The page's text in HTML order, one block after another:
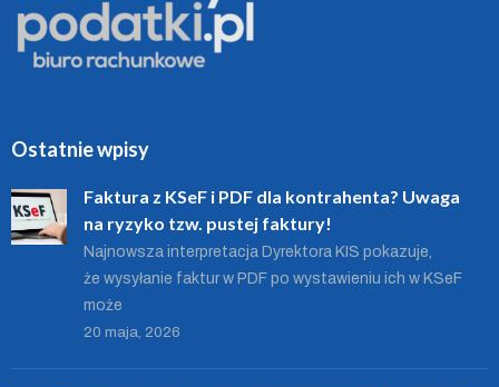
Ostatnie wpisy
Faktura z KSeF i PDF dla kontrahenta? Uwaga
na ryzyko tzw. pustej faktury!
Najnowsza interpretacja Dyrektora KIS pokazuje,
że wysyłanie faktur w PDF po wystawieniu ich w KSeF
może
20 maja, 2026